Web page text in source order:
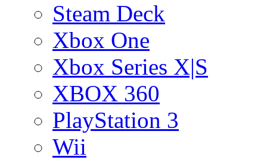
Steam Deck
Xbox One
Xbox Series X|S
XBOX 360
PlayStation 3
Wii